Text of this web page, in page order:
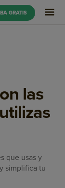
GRATIS
las
que usas y
simplifica tu